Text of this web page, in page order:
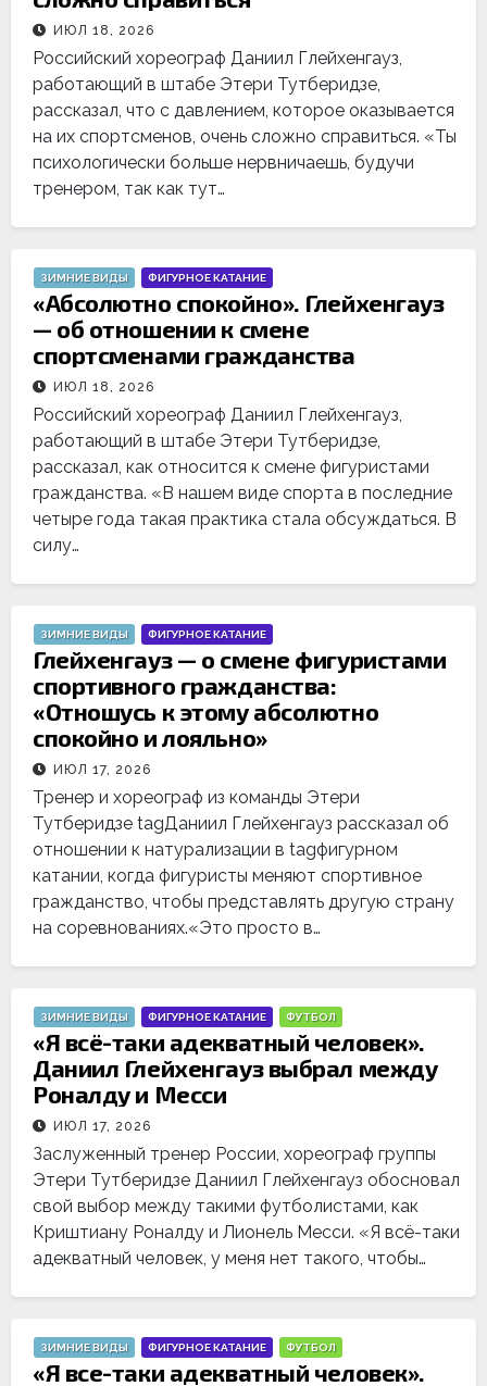
ИЮЛ 18, 2026
Российский хореограф Даниил Глейхенгауз,
работающий в штабе Этери Тутберидзе,
рассказал, что с давлением, которое оказывается
на их спортсменов, очень сложно справиться. «Ты
психологически больше нервничаешь, будучи
тренером, так как тут…
ЗИМНИЕ ВИДЫ ФИГУРНОЕ КАТАНИЕ
«Абсолютно спокойно». Глейхенгауз
— об отношении к смене
спортсменами гражданства
ИЮЛ 18, 2026
Российский хореограф Даниил Глейхенгауз,
работающий в штабе Этери Тутберидзе,
рассказал, как относится к смене фигуристами
гражданства. «В нашем виде спорта в последние
четыре года такая практика стала обсуждаться. В
силу…
ЗИМНИЕ ВИДЫ ФИГУРНОЕ КАТАНИЕ
Глейхенгауз — о смене фигуристами
спортивного гражданства:
«Отношусь к этому абсолютно
спокойно и лояльно»
ИЮЛ 17, 2026
Тренер и хореограф из команды Этери
Тутберидзе tagДаниил Глейхенгауз рассказал об
отношении к натурализации в tagфигурном
катании, когда фигуристы меняют спортивное
гражданство, чтобы представлять другую страну
на соревнованиях.«Это просто в…
ЗИМНИЕ ВИДЫ ФИГУРНОЕ КАТАНИЕ ФУТБОЛ
«Я всё-таки адекватный человек».
Даниил Глейхенгауз выбрал между
Роналду и Месси
ИЮЛ 17, 2026
Заслуженный тренер России, хореограф группы
Этери Тутберидзе Даниил Глейхенгауз обосновал
свой выбор между такими футболистами, как
Криштиану Роналду и Лионель Месси. «Я всё-таки
адекватный человек, у меня нет такого, чтобы…
ЗИМНИЕ ВИДЫ ФИГУРНОЕ КАТАНИЕ ФУТБОЛ
«Я все-таки адекватный человек».